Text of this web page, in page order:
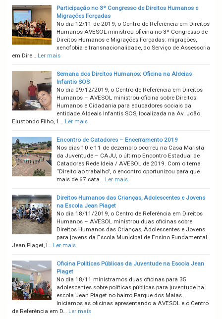
Participação no 3º Congresso de Direitos Humanos e
Migrações Forçadas
No dia 12/11 de 2019, o Centro de Referência em Direitos
Humanos-AVESOL ministrou oficina no 3º Congresso de
Direitos Humanos e Migrações Forçadas: migrações,
xenofobia e transnacionalidade, do Serviço de Assessoria
em Dire… Ler mais
Semana dos Direitos Humanos: Oficina na Aldeias
Infantis SOS
No dia 09/12/2019, o Centro de Referência em Direitos
Humanos – AVESOL ministrou oficina sobre Direitos
Humanos e Cidadania para educadores sociais da
entidade Aldeais Infantis SOS, localizada na Av. João
Elustondo Filho, 1… Ler mais
Encontro de Catadores – Encerramento 2019
Nos dias 10 e 11 de dezembro ocorreu na Casa Marista
da Juventude – CAJU, o último Encontro Estadual de
Catadores Rede Ideia / AVESOL de 2019. Com o tema
“Direito ao trabalho”, o encontro oportunizou para que
mais de 67 cata… Ler mais
Direitos Humanos das Crianças, Adolescentes e Jovens
na Escola Jean Piaget
No dia 18/11/2019, o Centro de Referência em Direitos
Humanos – AVESOL ministrou duas oficinas sobre
Direitos Humanos das Crianças, Adolescentes e Jovens
para jovens da Escola Municipal de Ensino Fundamental
Jean Piaget, l… Ler mais
Oficina Politicas Públicas da Juventude na Escola Jean
Piaget
No dia 18/11 ministramos duas oficinas para 35
adolescentes sobre políticas públicas para juventude na
escola Jean Piaget no bairro Parque dos Maias.
Iniciamos as oficinas apresentando a AVESOL e o Centro
de Referência em D… Ler mais